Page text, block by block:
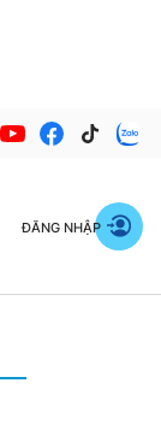
ĐĂNG NHẬP